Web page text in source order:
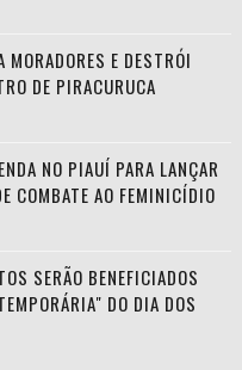
E DESTRÓI
DE PIRACURUCA
NO PIAUÍ PARA LANÇAR
COMBATE AO FEMINICÍDIO
SERÃO BENEFICIADOS
DO DIA DOS